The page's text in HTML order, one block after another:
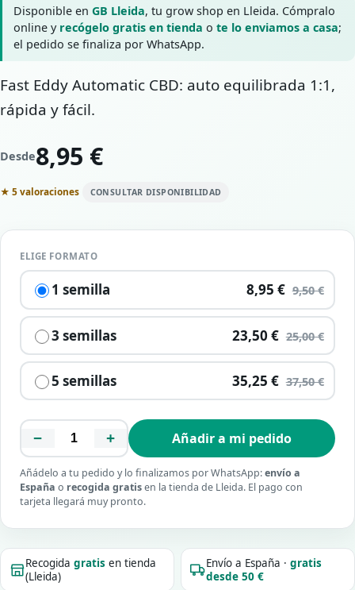
Disponible enGB Lleida, tu grow shop en Lleida. Cómpralo
online y recógelo gratis en tienda ote lo enviamos a casa;
el pedido se finaliza por WhatsApp.
Fast Eddy Automatic CBD: auto equilibrada 1:1,
rápida y fácil.
Desde8,95 €
★ 5 valoraciones CONSULTAR DISPONIBILIDAD
ELIGE FORMATO
1 semilla 8,95 € 9,50 €
3 semillas 23,50 € 25,00 €
5 semillas 35,25 € 37,50 €
− + Añadir a mi pedido
Añádelo a tu pedido y lo finalizamos por WhatsApp:envío a
España o recogida gratisen la tienda de Lleida. El pago con
tarjeta llegará muy pronto.
Recogidagratis en tienda
(Lleida)
Envío a España ·gratis
desde 50 €